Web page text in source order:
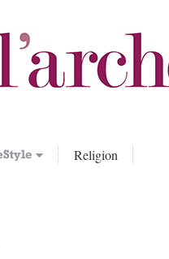
Religion